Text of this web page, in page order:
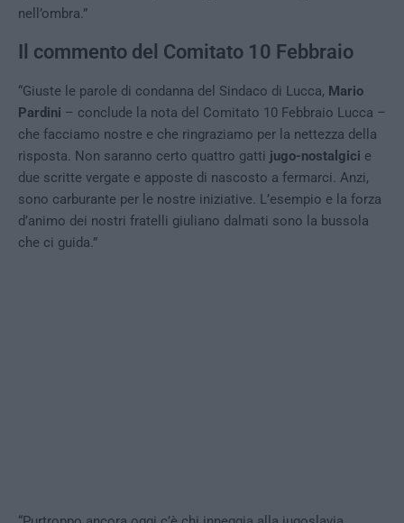
nell’ombra.”
Il commento del Comitato 10 Febbraio
“Giuste le parole di condanna del Sindaco di Lucca, Mario
Pardini – conclude la nota del Comitato 10 Febbraio Lucca –
che facciamo nostre e che ringraziamo per la nettezza della
risposta. Non saranno certo quattro gatti jugo-nostalgici e
due scritte vergate e apposte di nascosto a fermarci. Anzi,
sono carburante per le nostre iniziative. L’esempio e la forza
d’animo dei nostri fratelli giuliano dalmati sono la bussola
che ci guida.”